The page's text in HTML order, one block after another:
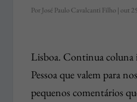
PorJosé Paulo Cavalcanti Filho|out
Lisboa. Continua coluna
Pessoa que valem para
pequenos comentários